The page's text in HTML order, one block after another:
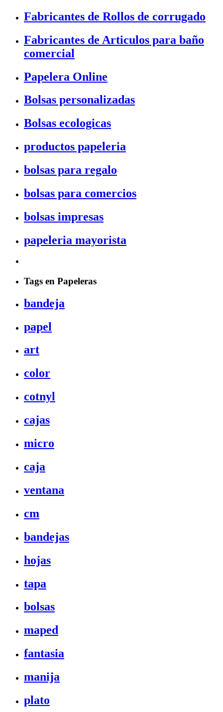
Fabricantes de Rollos de corrugado
Fabricantes de Articulos para baño
comercial
Papelera Online
Bolsas personalizadas
Bolsas ecologicas
productos papeleria
bolsas para regalo
bolsas para comercios
bolsas impresas
papeleria mayorista
Tags en Papeleras
bandeja
papel
art
color
cotnyl
cajas
micro
caja
ventana
cm
bandejas
hojas
tapa
bolsas
maped
fantasia
manija
plato